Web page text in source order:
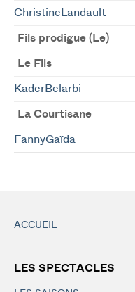
ChristineLandault
Fils prodigue (Le)
Le Fils
KaderBelarbi
La Courtisane
FannyGaïda
ACCUEIL
LES SPECTACLES